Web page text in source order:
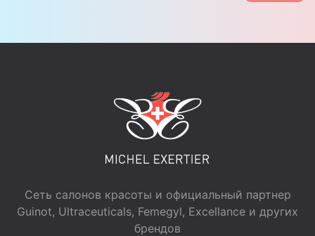
Сеть салонов красоты и официальный партнер
Guinot, Ultraceuticals, Femegyl, Excellance и других
брендов